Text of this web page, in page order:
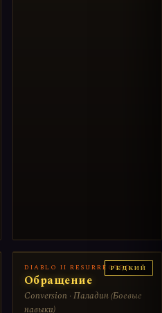
РЕДКИЙ
DIABLO II RESURRECTED
Обращение
Conversion · Паладин (Боевые
навыки)